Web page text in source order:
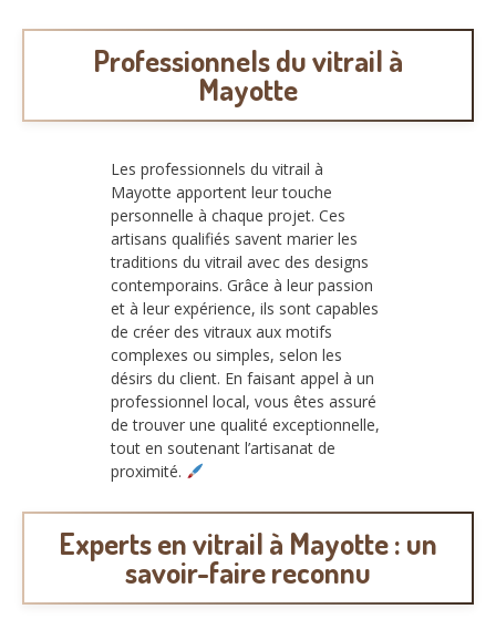
Professionnels du vitrail à
Mayotte
Les professionnels du vitrail à
Mayotte apportent leur touche
personnelle à chaque projet. Ces
artisans qualifiés savent marier les
traditions du vitrail avec des designs
contemporains. Grâce à leur passion
et à leur expérience, ils sont capables
de créer des vitraux aux motifs
complexes ou simples, selon les
désirs du client. En faisant appel à un
professionnel local, vous êtes assuré
de trouver une qualité exceptionnelle,
tout en soutenant l’artisanat de
proximité.
Experts en vitrail à Mayotte : un
savoir-faire reconnu